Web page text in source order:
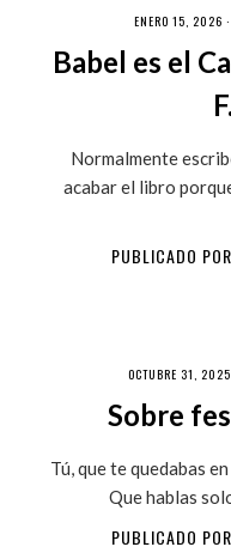
ENERO 15, 2026 ·
Babel es el
Normalmente
acabar el libro
PUBLICADO POR
OCTUBRE 31, 2025
Sobre
Tú, que te quedabas
Que hablas
PUBLICADO POR